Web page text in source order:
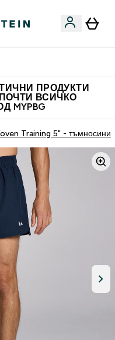
ПРОДУКТИ
ВСИЧКО
MYPBG
Training 5" - тъмносини